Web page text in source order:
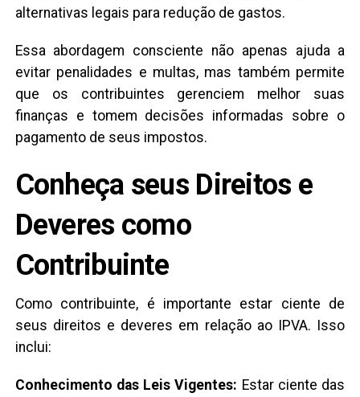
alternativas legais para redução de gastos.
Essa abordagem consciente não apenas ajuda a
evitar penalidades e multas, mas também permite
que os contribuintes gerenciem melhor suas
finanças e tomem decisões informadas sobre o
pagamento de seus impostos.
Conheça seus Direitos e
Deveres como
Contribuinte
Como contribuinte, é importante estar ciente de
seus direitos e deveres em relação ao IPVA. Isso
inclui:
Conhecimento das Leis Vigentes: Estar ciente das